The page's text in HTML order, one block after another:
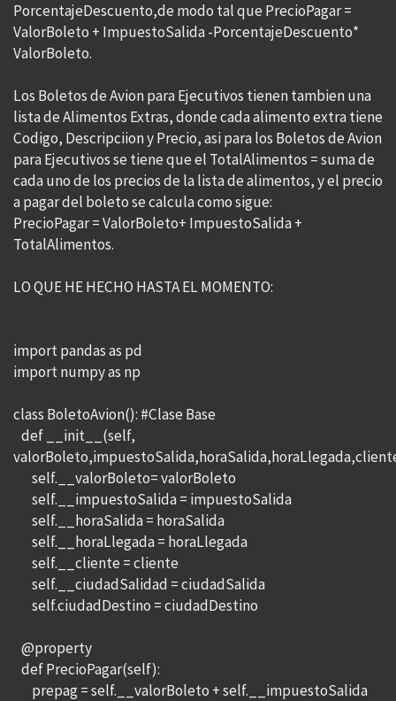
PorcentajeDescuento,de modo tal que PrecioPagar =
ValorBoleto + ImpuestoSalida -PorcentajeDescuento*
ValorBoleto.
Los Boletos de Avion para Ejecutivos tienen tambien una
lista de Alimentos Extras, donde cada alimento extra tiene
Codigo, Descripciion y Precio, asi para los Boletos de Avion
para Ejecutivos se tiene que el TotalAlimentos = suma de
cada uno de los precios de la lista de alimentos, y el precio
a pagar del boleto se calcula como sigue:
PrecioPagar = ValorBoleto+ ImpuestoSalida +
TotalAlimentos.
LO QUE HE HECHO HASTA EL MOMENTO:
import pandas as pd
import numpy as np
class BoletoAvion(): #Clase Base
def __init__(self,
self.__valorBoleto= valorBoleto
self.__impuestoSalida = impuestoSalida
self.__horaSalida = horaSalida
self.__horaLlegada = horaLlegada
self.__cliente = cliente
self.__ciudadSalidad = ciudadSalida
self.ciudadDestino = ciudadDestino
@property
def PrecioPagar(self):
prepag = self.__valorBoleto + self.__impuestoSalida